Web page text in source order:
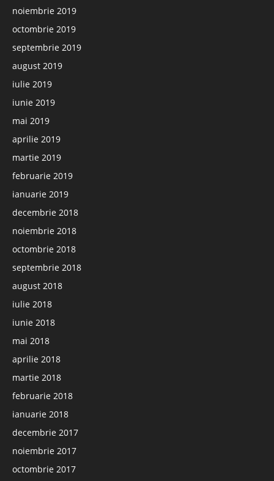
noiembrie 2019
octombrie 2019
septembrie 2019
august 2019
iulie 2019
iunie 2019
mai 2019
aprilie 2019
martie 2019
februarie 2019
ianuarie 2019
decembrie 2018
noiembrie 2018
octombrie 2018
septembrie 2018
august 2018
iulie 2018
iunie 2018
mai 2018
aprilie 2018
martie 2018
februarie 2018
ianuarie 2018
decembrie 2017
noiembrie 2017
octombrie 2017